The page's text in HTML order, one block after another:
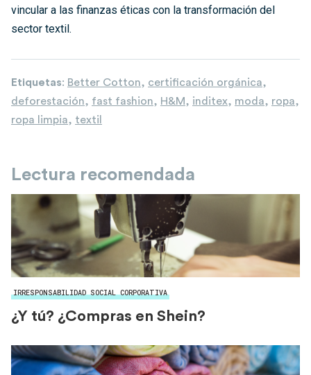
vincular a las finanzas éticas con la transformación del
sector textil.
Etiquetas: Better Cotton, certificación orgánica,
deforestación, fast fashion, H&M, inditex, moda, ropa,
ropa limpia, textil
Lectura recomendada
IRRESPONSABILIDAD SOCIAL CORPORATIVA
¿Y tú? ¿Compras en Shein?